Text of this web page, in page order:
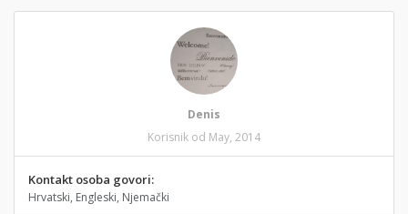
Denis
Korisnik od May, 2014
Kontakt osoba govori:
Hrvatski, Engleski, Njemački